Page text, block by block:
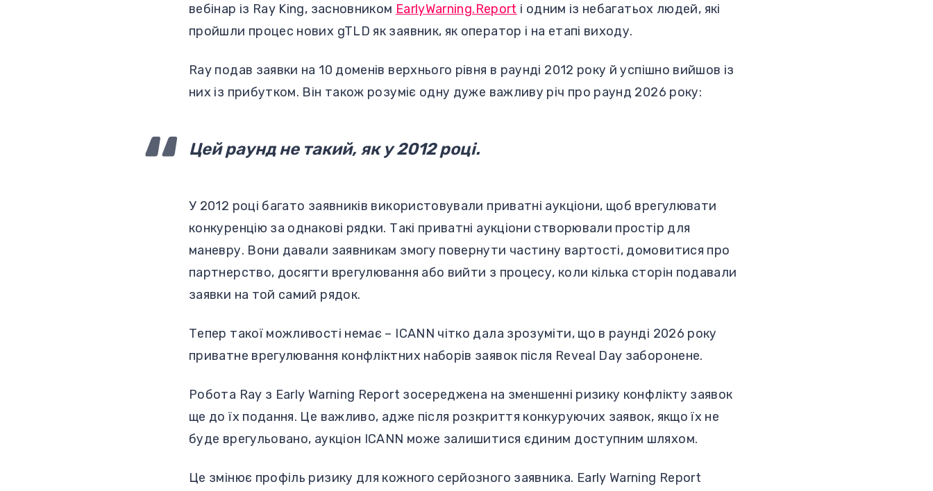
вебінар із Ray King, засновником EarlyWarning.Report і одним із небагатьох людей, які
пройшли процес нових gTLD як заявник, як оператор і на етапі виходу.
Ray подав заявки на 10 доменів верхнього рівня в раунді 2012 року й успішно вийшов із
них із прибутком. Він також розуміє одну дуже важливу річ про раунд 2026 року:
Цей раунд не такий, як у 2012 році.
У 2012 році багато заявників використовували приватні аукціони, щоб врегулювати
конкуренцію за однакові рядки. Такі приватні аукціони створювали простір для
маневру. Вони давали заявникам змогу повернути частину вартості, домовитися про
партнерство, досягти врегулювання або вийти з процесу, коли кілька сторін подавали
заявки на той самий рядок.
Тепер такої можливості немає – ICANN чітко дала зрозуміти, що в раунді 2026 року
приватне врегулювання конфліктних наборів заявок після Reveal Day заборонене.
Робота Ray з Early Warning Report зосереджена на зменшенні ризику конфлікту заявок
ще до їх подання. Це важливо, адже після розкриття конкуруючих заявок, якщо їх не
буде врегульовано, аукціон ICANN може залишитися єдиним доступним шляхом.
Це змінює профіль ризику для кожного серйозного заявника. Early Warning Report